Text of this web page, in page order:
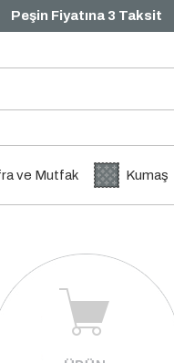
Peşin Fiyatına 3 Taksit
ve Mutfak Kumaş